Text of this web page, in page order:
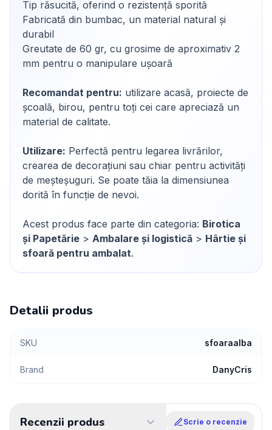
Tip răsucită, oferind o rezistență sporită
Fabricată din bumbac, un material natural și
durabil
Greutate de 60 gr, cu grosime de aproximativ 2
mm pentru o manipulare ușoară
Recomandat pentru: utilizare acasă, proiecte de
școală, birou, pentru toți cei care apreciază un
material de calitate.
Utilizare: Perfectă pentru legarea livrărilor,
crearea de decorațiuni sau chiar pentru activități
de meșteșuguri. Se poate tăia la dimensiunea
dorită în funcție de nevoi.
Acest produs face parte din categoria: Birotica
și Papetărie > Ambalare și logistică > Hârtie și
sfoară pentru ambalat.
Detalii produs
SKU sfoaraalba
Brand DanyCris
Recenzii produs Scrie o recenzie